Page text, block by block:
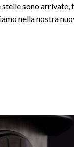
stelle sono
nella nostra